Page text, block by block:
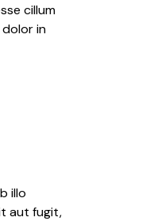
cillum
in
illo
aut fugit,